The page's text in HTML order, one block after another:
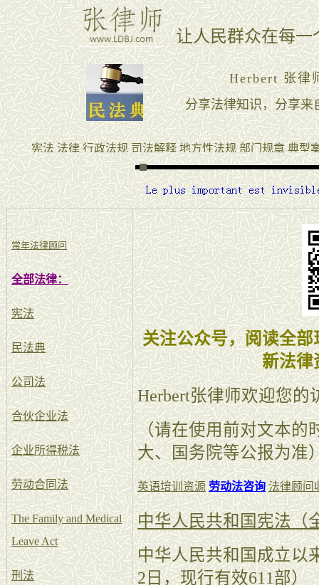
常年法律顾问
全部法律：
宪法
民法典
公司法
合伙企业法
企业所得税法
劳动合同法
The Family and Medical
Leave Act
刑法
关注公众号，阅读全
新法律
Herbert张律师欢迎您的
（请在使用前对文本的
大、国务院等公报为准
英语培训资源 劳动法咨询 法律顾问
中华人民共和国宪法（
中华人民共和国成立以
2日，现行有效611部）